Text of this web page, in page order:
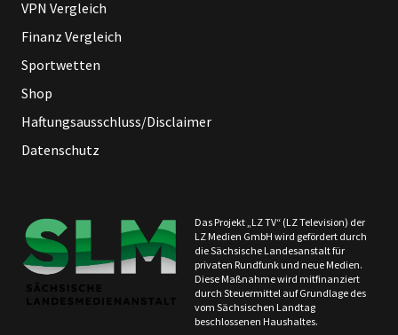
VPN Vergleich
Finanz Vergleich
Sportwetten
Shop
Haftungsausschluss/Disclaimer
Datenschutz
Das Projekt „LZ TV“ (LZ Television) der
LZ Medien GmbH wird gefördert durch
die Sächsische Landesanstalt für
privaten Rundfunk und neue Medien.
Diese Maßnahme wird mitfinanziert
durch Steuermittel auf Grundlage des
vom Sächsischen Landtag
beschlossenen Haushaltes.